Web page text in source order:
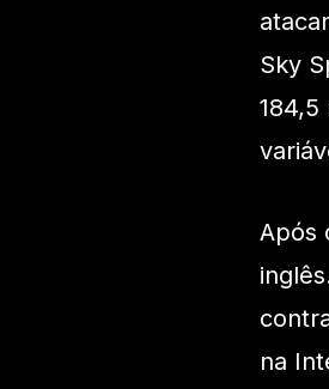
Sky
184,5
Após
na